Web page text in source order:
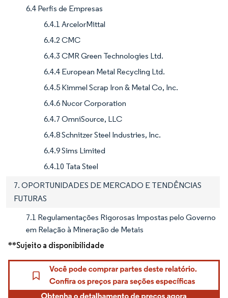
6.4 Perfis de Empresas
6.4.1 ArcelorMittal
6.4.2 CMC
6.4.3 CMR Green Technologies Ltd.
6.4.4 European Metal Recycling Ltd.
6.4.5 Kimmel Scrap Iron & Metal Co, Inc.
6.4.6 Nucor Corporation
6.4.7 OmniSource, LLC
6.4.8 Schnitzer Steel Industries, Inc.
6.4.9 Sims Limited
6.4.10 Tata Steel
7. OPORTUNIDADES DE MERCADO E TENDÊNCIAS
FUTURAS
7.1 Regulamentações Rigorosas Impostas pelo Governo
em Relação à Mineração de Metais
**Sujeito a disponibilidade